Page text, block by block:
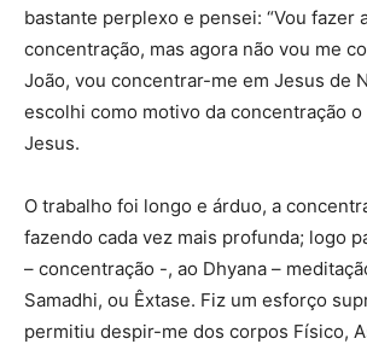
bastante perplexo e pensei: “Vou fazer
concentração, mas agora não vou me
João, vou concentrar-me em Jesus de
escolhi como motivo da concentração
Jesus.
O trabalho foi longo e árduo, a
fazendo cada vez mais profunda; logo
– concentração -, ao Dhyana –
Samadhi, ou Êxtase. Fiz um esforço
permitiu despir-me dos corpos Físico,